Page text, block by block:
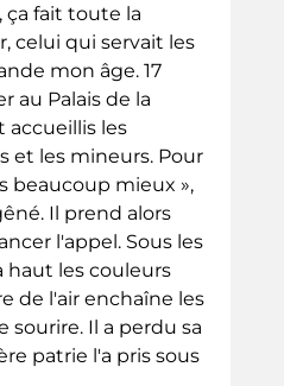
ça fait toute la
celui qui servait les
mon âge. 17
au Palais de la
accueillis les
et les mineurs. Pour
beaucoup mieux »,
Il prend alors
l'appel. Sous les
haut les couleurs
de l'air enchaîne les
Il a perdu sa
patrie l'a pris sous